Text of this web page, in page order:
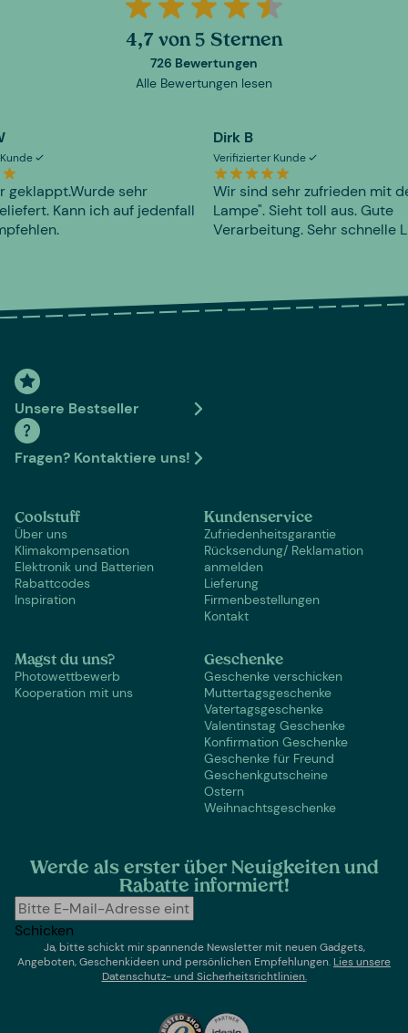
4,7 von 5 Sternen
726 Bewertungen
Alle Bewertungen lesen
geklappt.Wurde sehr
Kann ich auf jedenfall
Dirk B
Verifizierter Kunde
Wir sind sehr zufrieden mit
Lampe". Sieht toll aus. Gute
Verarbeitung. Sehr schnelle
Unsere Bestseller
Fragen? Kontaktiere uns!
Coolstuff
Über uns
Klimakompensation
Elektronik und Batterien
Rabattcodes
Inspiration
Kundenservice
Zufriedenheitsgarantie
Rücksendung/ Reklamation
anmelden
Lieferung
Firmenbestellungen
Kontakt
Magst du uns?
Photowettbewerb
Kooperation mit uns
Geschenke
Geschenke verschicken
Muttertagsgeschenke
Vatertagsgeschenke
Valentinstag Geschenke
Konfirmation Geschenke
Geschenke für Freund
Geschenkgutscheine
Ostern
Weihnachtsgeschenke
Werde als erster über Neuigkeiten und
Rabatte informiert!
Schicken
Ja, bitte schickt mir spannende Newsletter mit neuen Gadgets,
Angeboten, Geschenkideen und persönlichen Empfehlungen. Lies unsere
Datenschutz- und Sicherheitsrichtlinien.